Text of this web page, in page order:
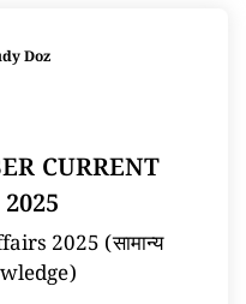
Doz
CURRENT
2025 (सामान्य